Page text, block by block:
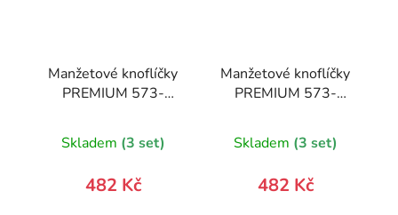
Manžetové knoflíčky
PREMIUM 573-
Skladem (3 set)
482 Kč
Manžetové knoflíčky
PREMIUM 573-
Skladem (3 set)
482 Kč